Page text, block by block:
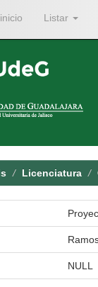
Listar
Licenciatura
NULL